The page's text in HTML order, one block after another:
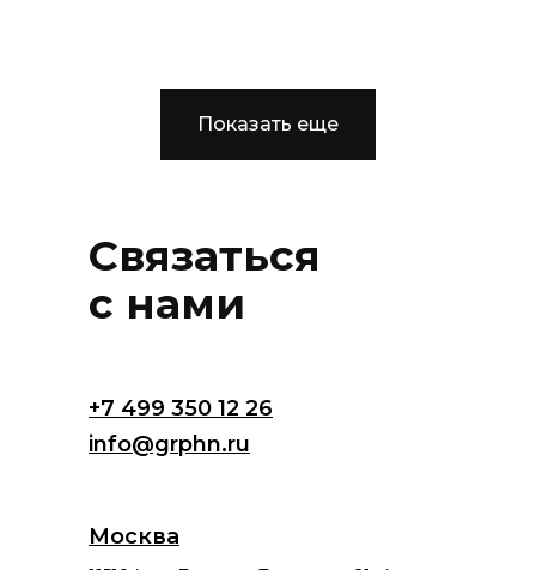
Показать еще
Связаться
с нами
info@grphn.ru
+7 499 350 12 26
Москва